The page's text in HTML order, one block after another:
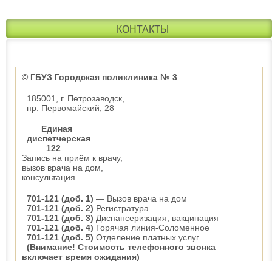
КОНТАКТЫ
© ГБУЗ Городская поликлиника № 3
185001, г. Петрозаводск,
пр. Первомайский, 28
Единая
диспетчерская
122
Запись на приём к врачу,
вызов врача на дом,
консультация
701-121 (доб. 1) — Вызов врача на дом
701-121 (доб. 2) Регистратура
701-121 (доб. 3) Диспансеризация, вакцинация
701-121 (доб. 4) Горячая линия-Соломенное
701-121 (доб. 5) Отделение платных услуг
(Внимание! Стоимость телефонного звонка
включает время ожидания)